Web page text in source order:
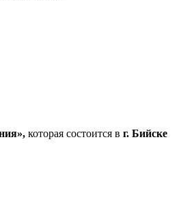
которая состоится в г. Бийске